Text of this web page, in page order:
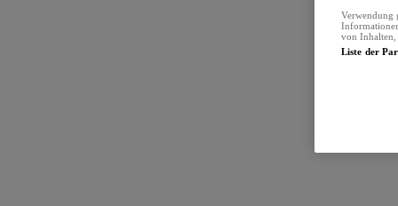
Verwendung
von Inhalten,
Liste der